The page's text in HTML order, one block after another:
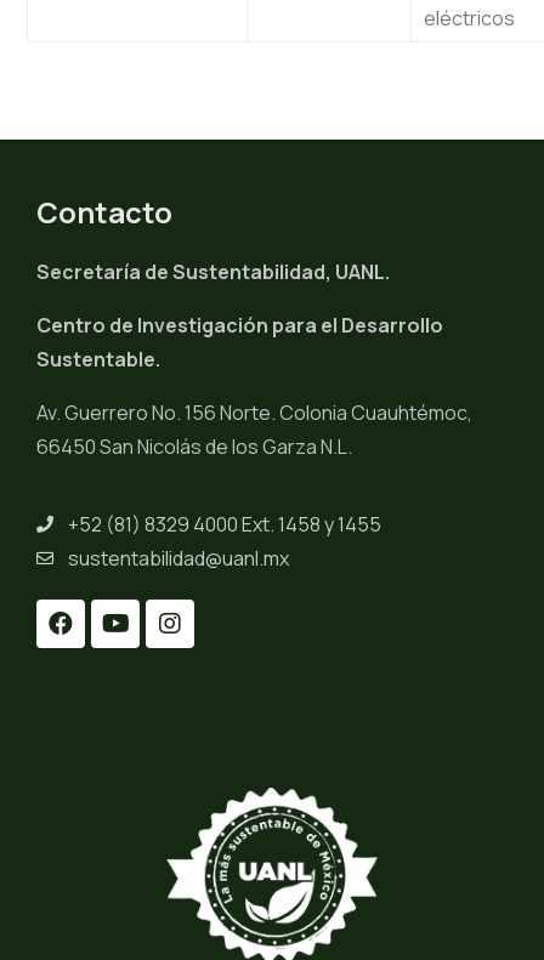
eléctricos
Contacto
Secretaría de Sustentabilidad, UANL.
Centro de Investigación para el Desarrollo
Sustentable.
Av. Guerrero No. 156 Norte. Colonia Cuauhtémoc,
66450 San Nicolás de los Garza N.L.
+52 (81) 8329 4000 Ext. 1458 y 1455
sustentabilidad@uanl.mx